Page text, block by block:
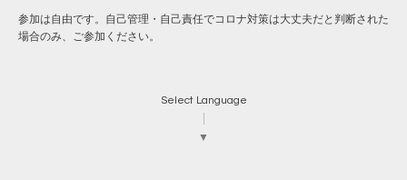
参加は自由です。自己管理・自己責任でコロナ対策は大丈夫だと判断された
場合のみ、ご参加ください。
Select Language
▼